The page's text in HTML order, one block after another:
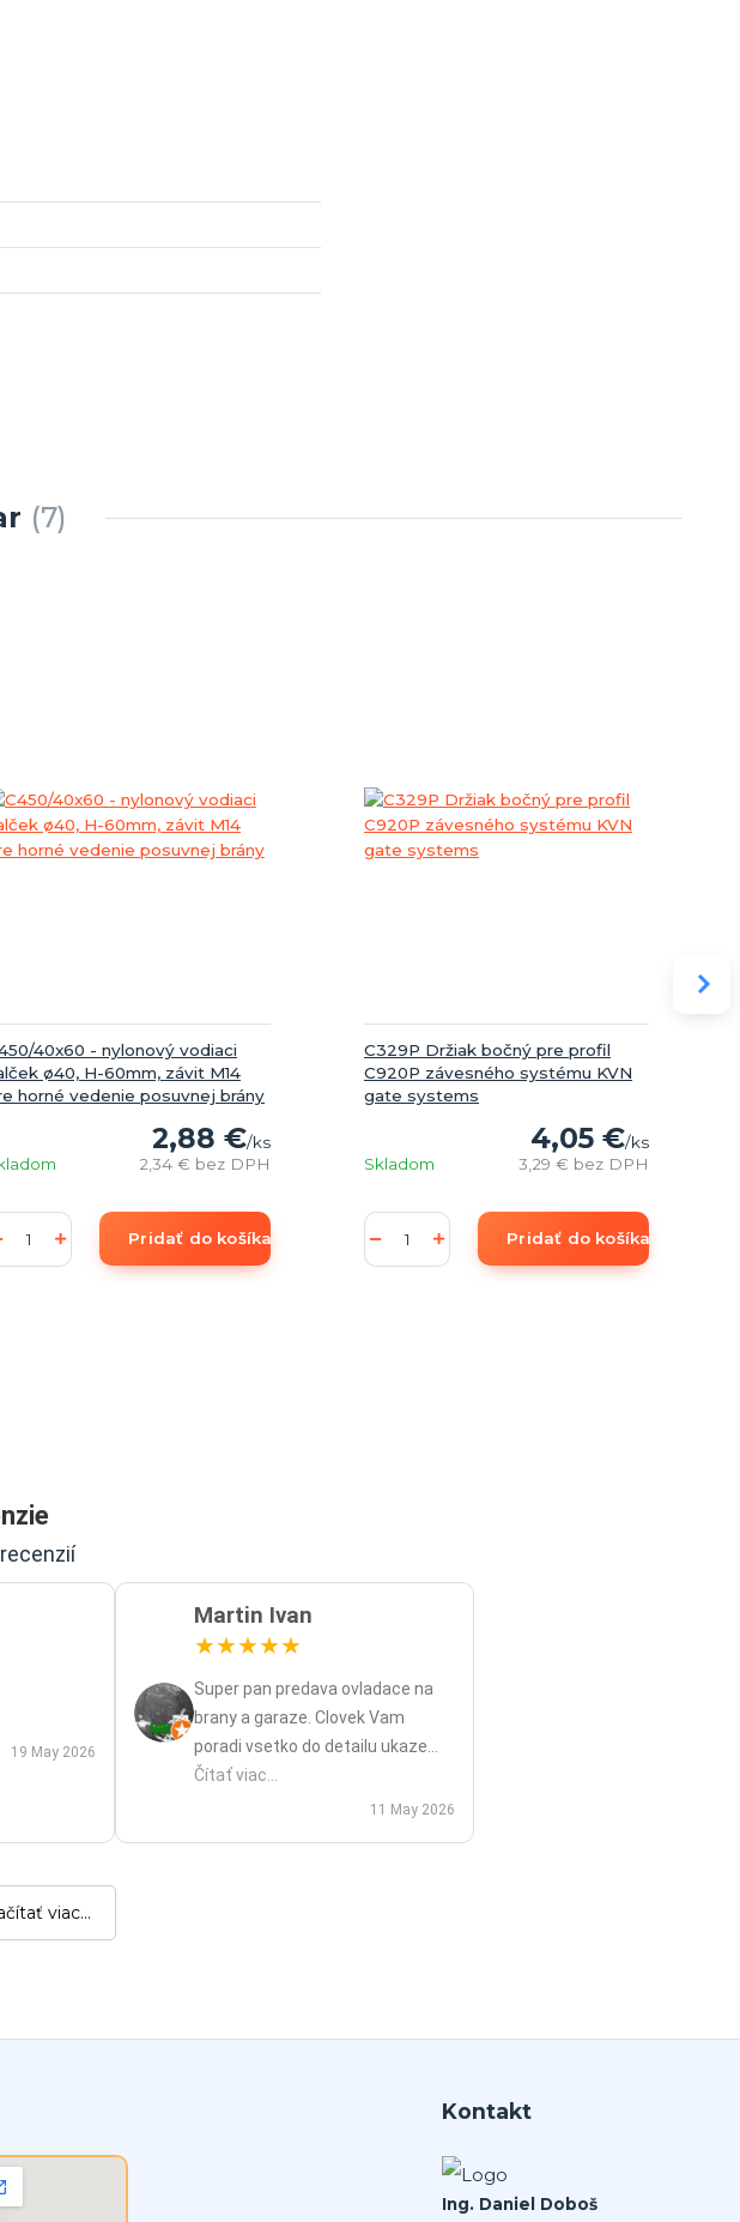
7
40x60 - nylonový vodiaci
ø40, H-60mm, závit M14
horné vedenie posuvnej brány
2,88 €/ks
2,34 € bez DPH
Pridať do košíka
C329P Držiak bočný pre profil
C920P závesného systému KVN
gate systems
4,05 €/ks
3,29 € bez DPH
Skladom
Pridať do košíka
19 May 2026
Martin Ivan
★★★★★
Super pan predava ovladace na
brany a garaze. Clovek Vam
poradi vsetko do detailu ukaze
popripade nadstavy priamo na
mieste a ked uz nahodou to nejde
Čítať viac...
11 May 2026
viac...
Kontakt
Ing. Daniel Doboš